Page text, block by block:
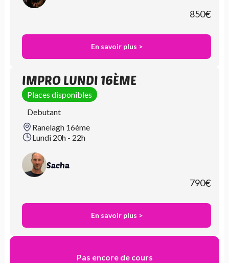
850€
En savoir plus >
IMPRO LUNDI 16ÈME
Places disponibles
Debutant
Ranelagh 16ème
Lundi 20h - 22h
Sacha
790€
En savoir plus >
Pas encore de cours